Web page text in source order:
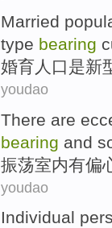
Married
type bearing
婚育人口是新
youdao
There are
bearing and
振荡室内有偏
youdao
Individual